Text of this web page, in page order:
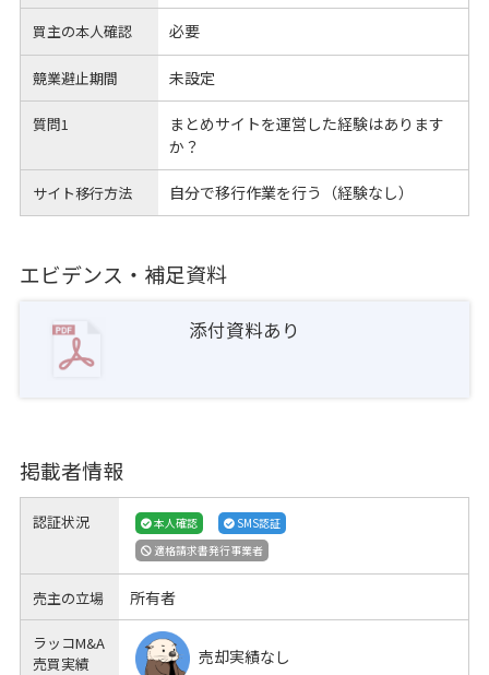
買主の本人確認 必要
競業避止期間 未設定
質問1
まとめサイトを運営した経験はあります
か？
サイト移行方法 自分で移行作業を行う（経験なし）
エビデンス・補足資料
添付資料あり
掲載者情報
認証状況 本人確認
SMS認証
適格請求書発行事業者
売主の立場 所有者
ラッコM&A
売買実績
売却実績なし